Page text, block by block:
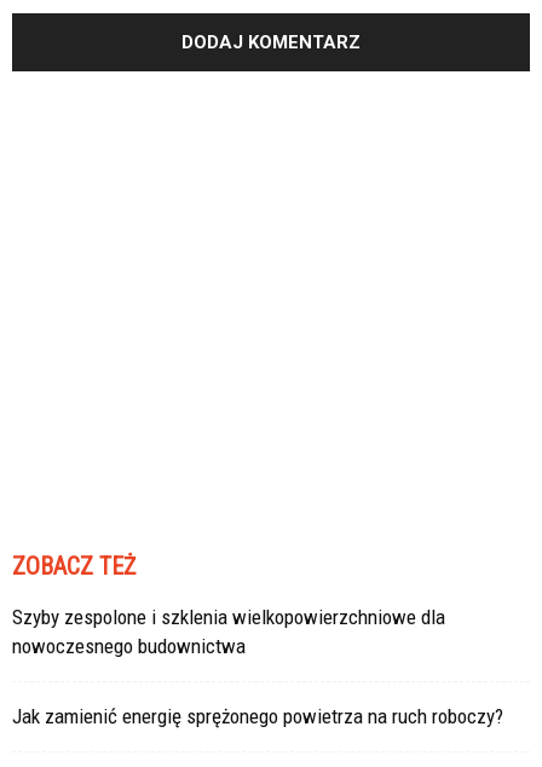
ZOBACZ TEŻ
Szyby zespolone i szklenia wielkopowierzchniowe dla
nowoczesnego budownictwa
Jak zamienić energię sprężonego powietrza na ruch roboczy?